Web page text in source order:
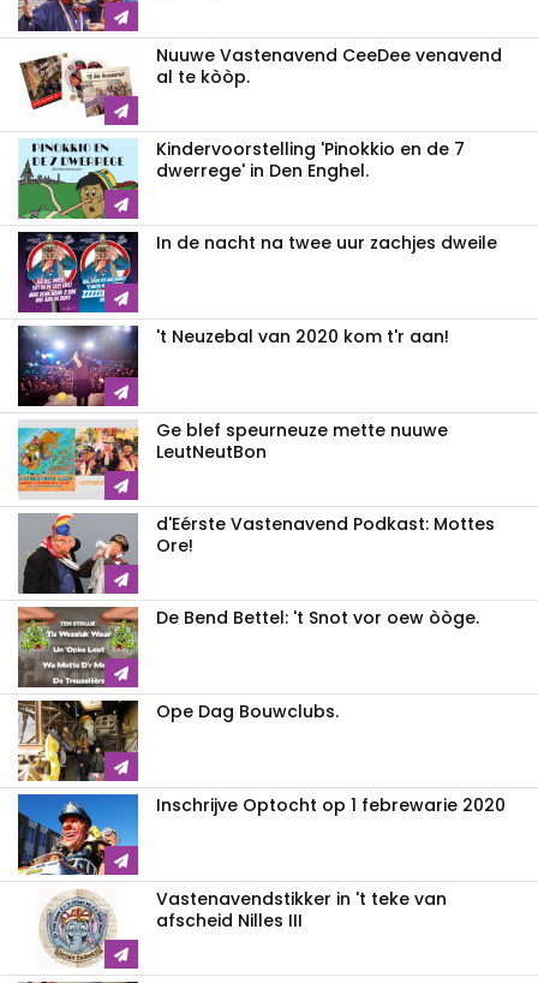
Nuuwe Vastenavend CeeDee venavend
al te kòòp.
Kindervoorstelling 'Pinokkio en de 7
dwerrege' in Den Enghel.
In de nacht na twee uur zachjes dweile
't Neuzebal van 2020 kom t'r aan!
Ge blef speurneuze mette nuuwe
LeutNeutBon
d'Eérste Vastenavend Podkast: Mottes
Ore!
De Bend Bettel: 't Snot vor oew òòge.
Ope Dag Bouwclubs.
Inschrijve Optocht op 1 febrewarie 2020
Vastenavendstikker in 't teke van
afscheid Nilles III